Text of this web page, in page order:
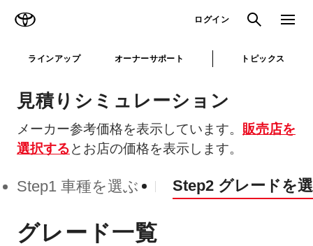
ログイン 検索 メニュ
ラインアップ オーナーサポート トピックス
見積りシミュレーション
メーカー参考価格を表示しています。 販売店を
選択するとお店の価格を表示します。
Step1 車種を選ぶ Step2 グレードを
グレード一覧